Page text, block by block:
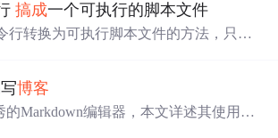
搞成一个可执行的脚本文件
行转换为可执行脚本文件的方法，只需
博客
的Markdown编辑器，本文详述其使用方